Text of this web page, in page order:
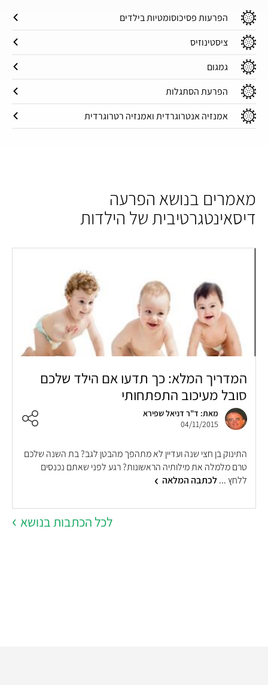
הפרעות פסיכוסומטיות בילדים
ציסטינוזיס
גמגום
הפרעת הסתגלות
אמנזיה אנטרוגרדית ואמנזיה רטרוגרדית
מאמרים בנושא הפרעה
דיסאינטגרטיבית של הילדות
המדריך המלא: כך תדעו אם הילד שלכם
סובל מעיכוב התפתחותי
מאת: ד"ר דניאל שפירא
04/11/2015
התינוק בן חצי שנה ועדיין לא מתהפך מהבטן לגב? בת השנה שלכם
טרם מלמלה את מילותיה הראשונות? רגע לפני שאתם נכנסים
ללחץ ...לכתבה המלאה
לכל הכתבות בנושא